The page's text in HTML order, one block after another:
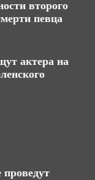
второго
певца
актера на